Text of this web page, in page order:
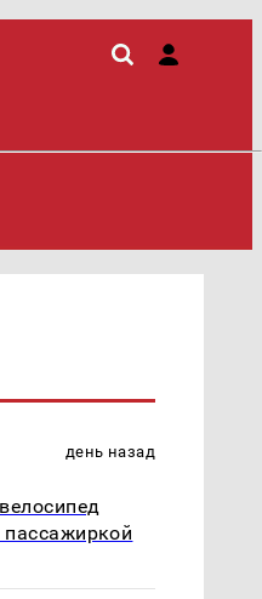
день назад
пассажиркой